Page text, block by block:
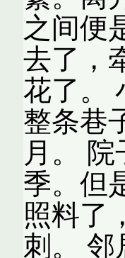
之间便
去了，
花了。
整条巷
月。
季。但
照料了
刺。 邻